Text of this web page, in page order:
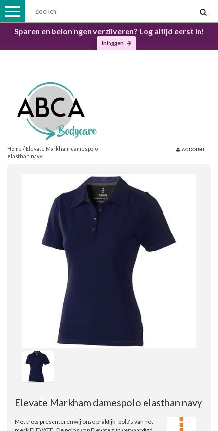
Sparen en beloningen verzilveren? Log altijd eerst in!
Inloggen
Toggle
navigation
Home / Elevate Markham damespolo
elasthan navy
ACCOUNT
Elevate Markham damespolo elasthan navy
Met trots presenteren wij onze praktijk- polo's van het